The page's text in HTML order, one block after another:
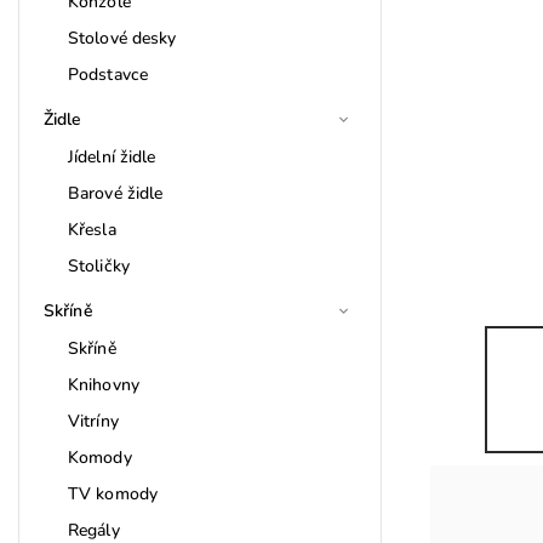
Stolové desky
Podstavce
Židle
Jídelní židle
Barové židle
Křesla
Stoličky
Skříně
Skříně
Knihovny
Vitríny
Komody
TV komody
Regály